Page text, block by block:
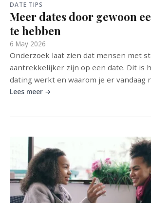
DATE TIPS
Meer dates door gewoon
te hebben
6 May 2026
Onderzoek laat zien dat mensen met
aantrekkelijker zijn op een date. Dit is
dating werkt en waarom je er vandaag
Lees meer →